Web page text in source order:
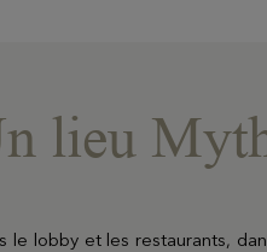
lieu
le lobby et les restaurants,